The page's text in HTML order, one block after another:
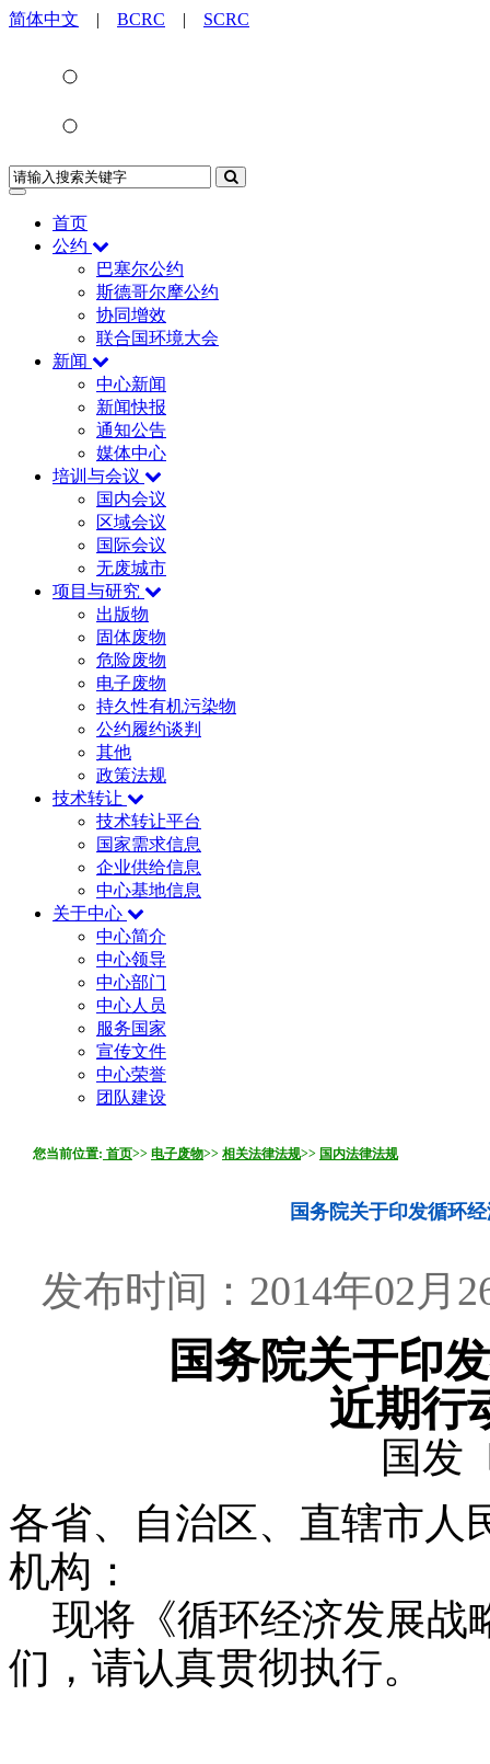
简体中文 | BCRC | SCRC
首页
公约
巴塞尔公约
斯德哥尔摩公约
协同增效
联合国环境大会
新闻
中心新闻
新闻快报
通知公告
媒体中心
培训与会议
国内会议
区域会议
国际会议
无废城市
项目与研究
出版物
固体废物
危险废物
电子废物
持久性有机污染物
公约履约谈判
其他
政策法规
技术转让
技术转让平台
国家需求信息
企业供给信息
中心基地信息
关于中心
中心简介
中心领导
中心部门
中心人员
服务国家
宣传文件
中心荣誉
团队建设
您当前位置: 首页>> 电子废物>> 相关法律法规>> 国内法律法规
国务院关于印发循环
发布时间：2014年02
国务院关于印
近期行
国发
各省、自治区、直辖市人
机构：
现将《循环经济发展战
们，请认真贯彻执行。